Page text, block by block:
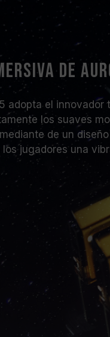
de
adopta el
los suaves
de un
jugadores una